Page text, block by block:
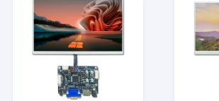
製品
ビデオ
VRショー